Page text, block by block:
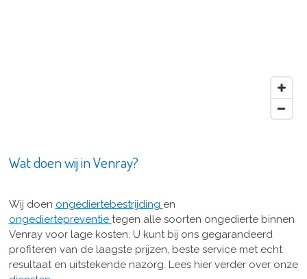
Wat doen wij in Venray?
Wij doen ongediertebestrijding en
ongediertepreventie tegen alle soorten ongedierte binnen
Venray voor lage kosten. U kunt bij ons gegarandeerd
profiteren van de laagste prijzen, beste service met echt
resultaat en uitstekende nazorg. Lees hier verder over onze